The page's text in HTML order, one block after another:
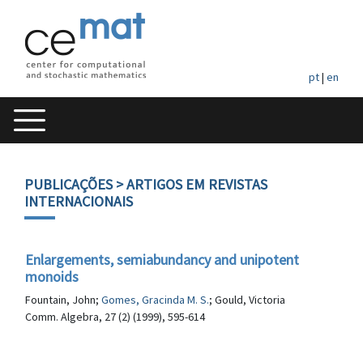
pt| en
PUBLICAÇÕES> ARTIGOS EM REVISTAS
INTERNACIONAIS
Enlargements, semiabundancy and unipotent
monoids
Fountain, John; Gomes, Gracinda M. S.; Gould, Victoria
Comm. Algebra, 27 (2) (1999), 595-614